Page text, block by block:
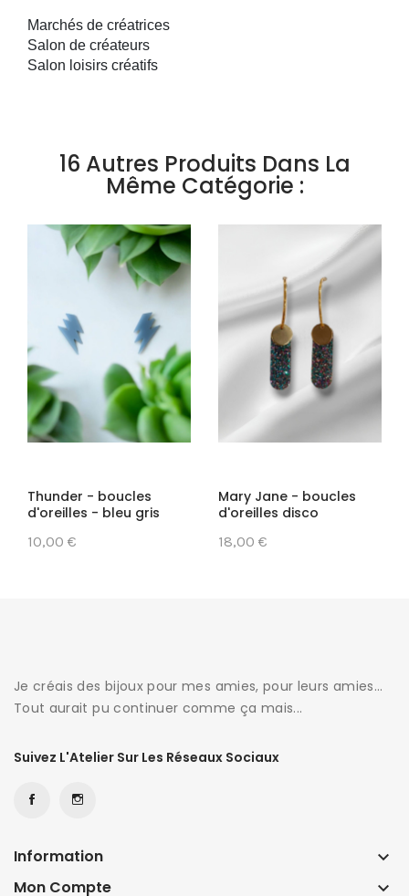
Marchés de créatrices
Salon de créateurs
Salon loisirs créatifs
16 Autres Produits Dans La
Même Catégorie :
Thunder - boucles
d'oreilles - bleu gris
10,00 €
Mary Jane - boucles
d'oreilles disco
18,00 €
Je créais des bijoux pour mes amies, pour leurs amies...
Tout aurait pu continuer comme ça mais...
Suivez L'Atelier Sur Les Réseaux Sociaux
Information keyboard_arrow_down
Mon Compte keyboard_arrow_down